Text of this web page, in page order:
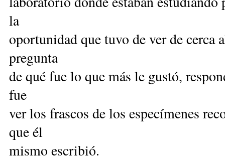
la
oportunidad que tuvo de ver de cerca
pregunta
de qué fue lo que más le gustó,
fue
ver los frascos de los especímenes
que él
mismo escribió.